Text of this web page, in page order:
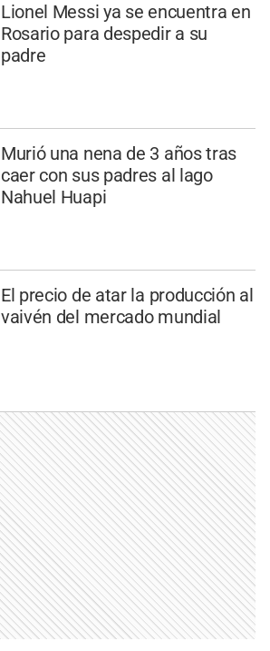
Lionel Messi ya se encuentra en
Rosario para despedir a su
padre
Murió una nena de 3 años tras
caer con sus padres al lago
Nahuel Huapi
El precio de atar la producción al
vaivén del mercado mundial